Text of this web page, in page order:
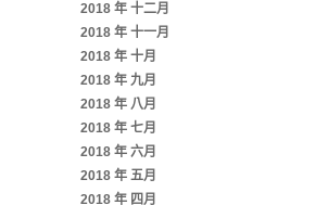
2018 年 十二月
2018 年 十一月
2018 年 十月
2018 年 九月
2018 年 八月
2018 年 七月
2018 年 六月
2018 年 五月
2018 年 四月